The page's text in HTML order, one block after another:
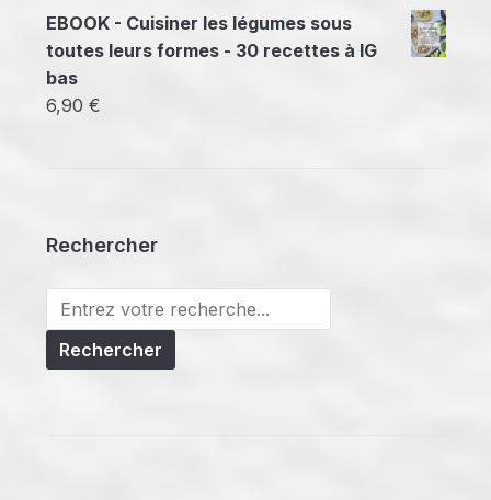
EBOOK - Cuisiner les légumes sous
toutes leurs formes - 30 recettes à IG
bas
6,90 €
Rechercher
Search
for: